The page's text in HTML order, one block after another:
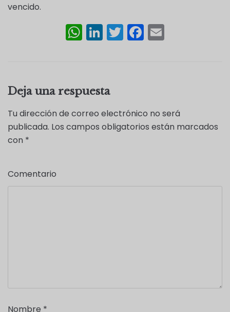
vencido.
W
h
A
p
p
Li
n
dI
n
T
w
F
a
o
o
Deja una respuesta
Tu dirección de correo electrónico no será
publicada. Los campos obligatorios están marcados
con *
Comentario
Nombre *